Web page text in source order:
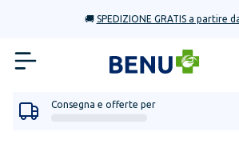
🚚 SPEDIZIONE GRATIS a partire
Consegna e offerte per